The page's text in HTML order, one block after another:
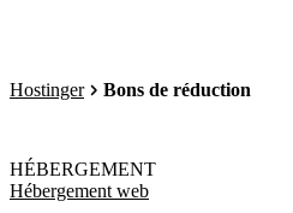
Hostinger Bons de réduction
HÉBERGEMENT
Hébergement web